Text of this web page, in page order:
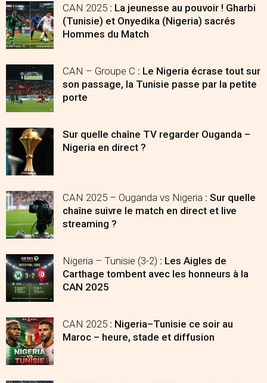
CAN 2025 : La jeunesse au pouvoir ! Gharbi
(Tunisie) et Onyedika (Nigeria) sacrés
Hommes du Match
CAN – Groupe C : Le Nigeria écrase tout sur
son passage, la Tunisie passe par la petite
porte
Sur quelle chaîne TV regarder Ouganda –
Nigeria en direct ?
CAN 2025 – Ouganda vs Nigeria : Sur quelle
chaîne suivre le match en direct et live
streaming ?
Nigeria – Tunisie (3-2) : Les Aigles de
Carthage tombent avec les honneurs à la
CAN 2025
CAN 2025 : Nigeria–Tunisie ce soir au
Maroc – heure, stade et diffusion